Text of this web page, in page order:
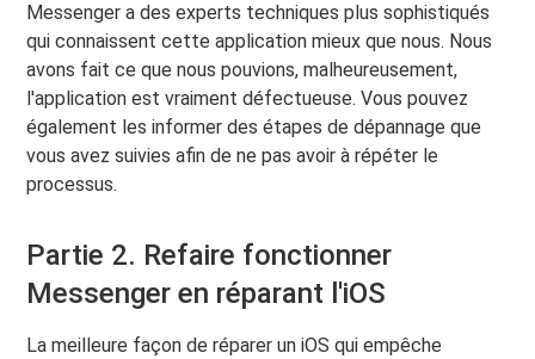
Messenger a des experts techniques plus sophistiqués
qui connaissent cette application mieux que nous. Nous
avons fait ce que nous pouvions, malheureusement,
l'application est vraiment défectueuse. Vous pouvez
également les informer des étapes de dépannage que
vous avez suivies afin de ne pas avoir à répéter le
processus.
Partie 2. Refaire fonctionner
Messenger en réparant l'iOS
La meilleure façon de réparer un iOS qui empêche